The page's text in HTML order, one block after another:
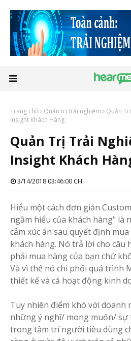
Trang chủ Quản trị trải nghiệm
Quản
Insight Khách Hàng
Quản Trị Trải
Insight Khách
3/14/2018 03:46:00 CH
Hiểu một cách đơn giản
ngầm hiểu của khách hàng" là
cảm xúc ẩn sau quyết định
khách hàng. Nó trả lời cho câu
phải mua hàng của bạn chứ
Và vì thế nó chi phối quá trình
thiết kế và cả hoạt động kinh
Tuy nhiên điểm khó với doanh
những ý nghĩ/ mong muốn/ sự
trong tâm trí người tiêu dùng